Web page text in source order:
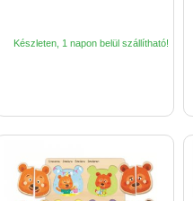
Készleten, 1 napon belül szállítható!